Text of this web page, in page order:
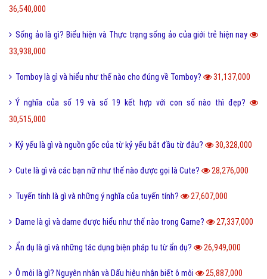
36,540,000
Sống ảo là gì? Biểu hiện và Thực trạng sống ảo của giới trẻ hiện nay
33,938,000
Tomboy là gì và hiểu như thế nào cho đúng về Tomboy? 31,137,000
Ý nghĩa của số 19 và số 19 kết hợp với con số nào thì đẹp?
30,515,000
Kỷ yếu là gì và nguồn gốc của từ kỷ yếu bắt đầu từ đâu? 30,328,000
Cute là gì và các bạn nữ như thế nào được gọi là Cute? 28,276,000
Tuyến tính là gì và những ý nghĩa của tuyến tính? 27,607,000
Dame là gì và dame được hiểu như thế nào trong Game? 27,337,000
Ẩn dụ là gì và những tác dụng biện pháp tu từ ẩn dụ? 26,949,000
Ô môi là gì? Nguyên nhân và Dấu hiệu nhận biết ô môi 25,887,000